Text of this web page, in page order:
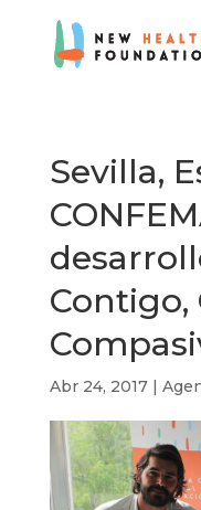
Sevilla,
Contigo,
Abr 24, 2017|